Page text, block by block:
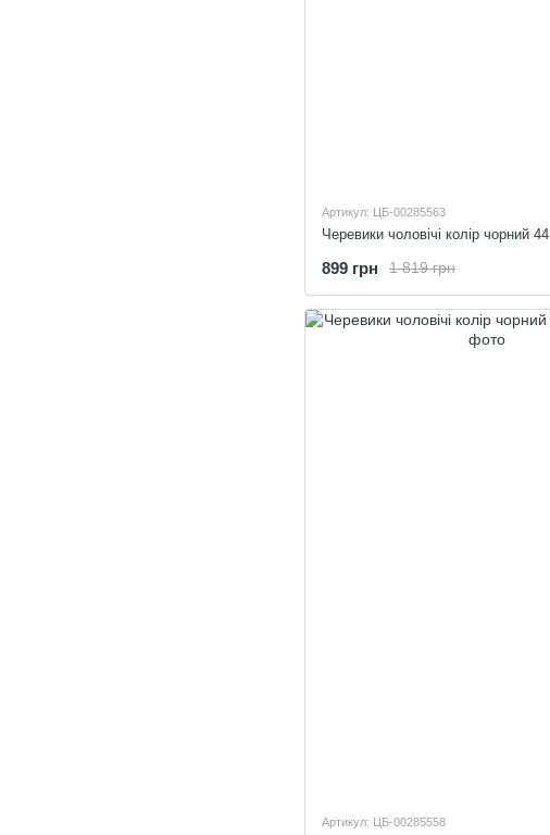
Артикул: ЦБ-00285563
Черевики чоловічі колір чорний 44
1 819 грн
899 грн
Артикул: ЦБ-00285558